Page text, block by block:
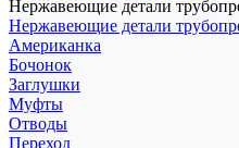
Нержавеющие детали
Нержавеющие детали
Американка
Бочонок
Заглушки
Муфты
Отводы
Переход